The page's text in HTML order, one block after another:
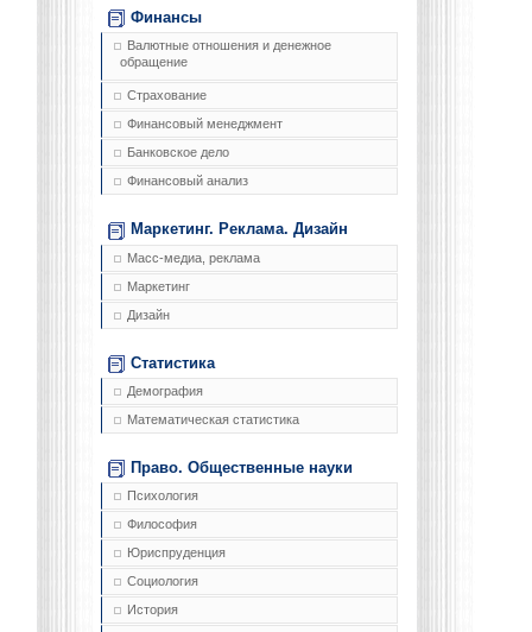
Финансы
Валютные отношения и денежное
обращение
Страхование
Финансовый менеджмент
Банковское дело
Финансовый анализ
Маркетинг. Реклама. Дизайн
Масс-медиа, реклама
Маркетинг
Дизайн
Статистика
Демография
Математическая статистика
Право. Общественные науки
Психология
Философия
Юриспруденция
Социология
История